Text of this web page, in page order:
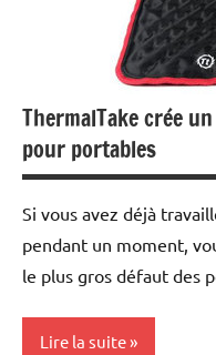
ThermalTake crée
pour portables
Si vous avez déjà
pendant un moment,
le plus gros défaut des
Lire la suite